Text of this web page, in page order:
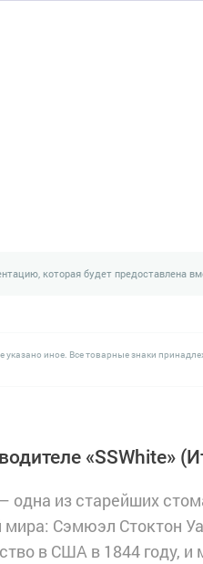
которая будет предоставлена
иное. Все товарные знаки
«SSWhite»
одна из старейших
мира: Сэмюэл Стоктон
в США в 1844 году,